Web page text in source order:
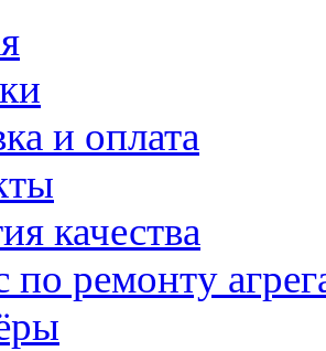
и оплата
качества
по ремонту